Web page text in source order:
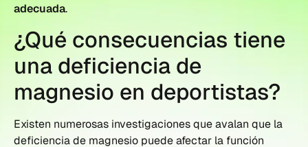
adecuada.
¿Qué consecuencias tiene
una deficiencia de
magnesio en deportistas?
Existen numerosas investigaciones que avalan que la
deficiencia de magnesio puede afectar la función